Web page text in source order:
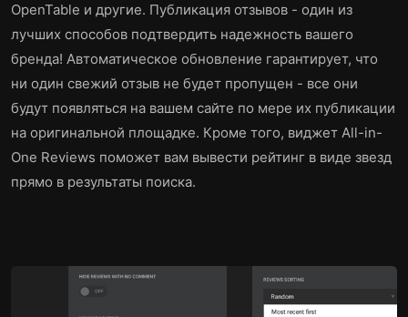
OpenTable и другие. Публикация отзывов - один из
лучших способов подтвердить надежность вашего
бренда! Автоматическое обновление гарантирует, что
ни один свежий отзыв не будет пропущен - все они
будут появляться на вашем сайте по мере их публикации
на оригинальной площадке. Кроме того, виджет All-in-
One Reviews поможет вам вывести рейтинг в виде звезд
прямо в результаты поиска.